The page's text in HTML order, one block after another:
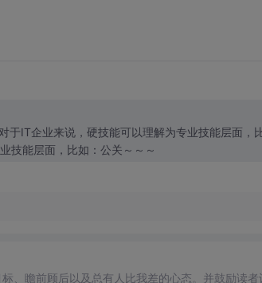
写的方案。 软技能指的是非专业技能层面，比如：公关～～～
、瞻前顾后以及总有人比我差的心态。并鼓励读者